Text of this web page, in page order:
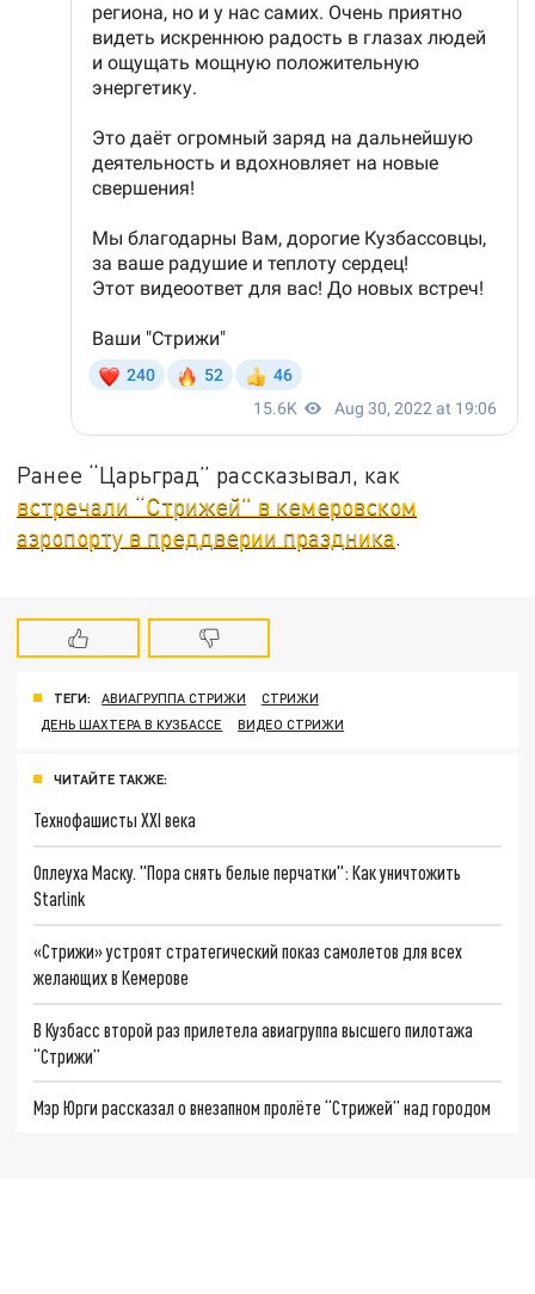
Ранее “Царьград” рассказывал, как
встречали “Стрижей” в кемеровском
аэропорту в преддверии праздника.
ТЕГИ: АВИАГРУППА СТРИЖИ
СТРИЖИ
ДЕНЬ ШАХТЕРА В КУЗБАССЕ
ВИДЕО СТРИЖИ
ЧИТАЙТЕ ТАКЖЕ:
Технофашисты XXI века
Оплеуха Маску. "Пора снять белые перчатки": Как уничтожить
Starlink
«Стрижи» устроят стратегический показ самолетов для всех
желающих в Кемерове
В Кузбасс второй раз прилетела авиагруппа высшего пилотажа
“Стрижи”
Мэр Юрги рассказал о внезапном пролёте “Стрижей” над городом